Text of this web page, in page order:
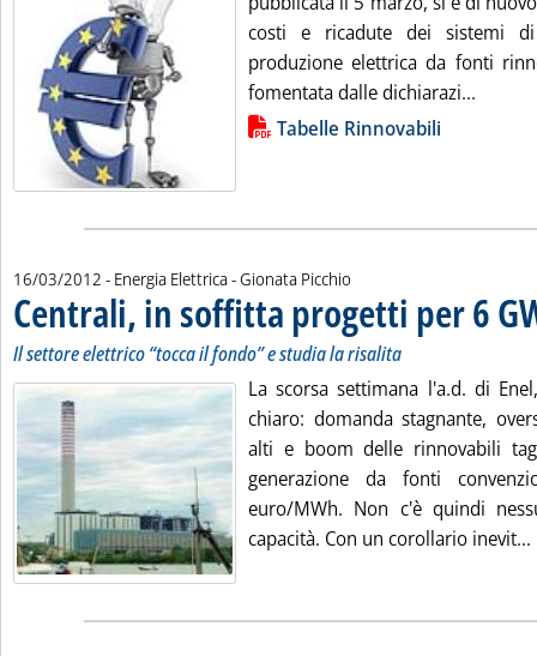
costi e ricadute dei sistemi di
produzione elettrica da fonti
fomentata dalle dichiarazi...
Lista allegati PDF alla notiziaTabelle Rinnovabili
16/03/2012 - Energia Elettrica -di:
Gionata Picchio
Centrali, in soffitta progetti per 6
Il settore elettrico “tocca il fondo” e studia la risalita
La scorsa settimana l'a.d. di
chiaro: domanda stagnante,
alti e boom delle rinnovabili
generazione da fonti
euro/MWh. Non c'è quindi
capacità. Con un corollario inevit...